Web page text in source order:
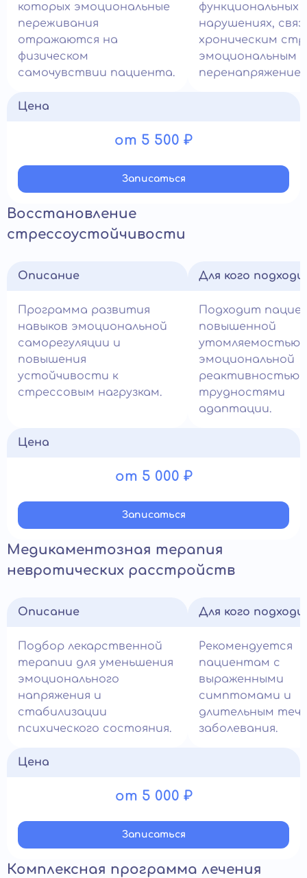
которых эмоциональные
переживания
отражаются на
физическом
самочувствии пациента.
функциональных
нарушениях,
хроническим
эмоциональным
Цена
от 5 500 ₽
Записатьcя
Восстановление
стрессоустойчивости
Описание
Программа развития
навыков эмоциональной
саморегуляции и
повышения
устойчивости к
стрессовым нагрузкам.
Для кого
Подходит
повышенной
утомляемостью,
эмоциональной
реактивностью
трудностями
адаптации.
Цена
от 5 000 ₽
Записатьcя
Медикаментозная терапия
невротических расстройств
Описание
Подбор лекарственной
терапии для уменьшения
эмоционального
напряжения и
стабилизации
психического состояния.
Для кого
Рекомендуется
пациентам с
выраженными
симптомами и
длительным
заболевания.
Цена
от 5 000 ₽
Записатьcя
Комплексная программа лечения